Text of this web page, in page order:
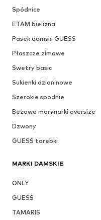
Spódnice
ETAM bielizna
Pasek damski GUESS
Płaszcze zimowe
Swetry basic
Sukienki dzianinowe
Szerokie spodnie
Beżowe marynarki oversize
Dzwony
GUESS torebki
MARKI DAMSKIE
ONLY
GUESS
TAMARIS